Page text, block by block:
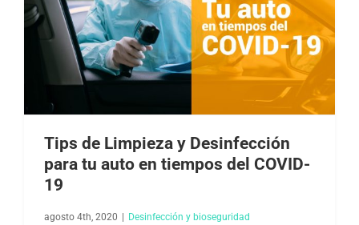
Tips de Limpieza y Desinfección
para tu auto en tiempos del COVID-
19
agosto 4th, 2020 Desinfección y bioseguridad​